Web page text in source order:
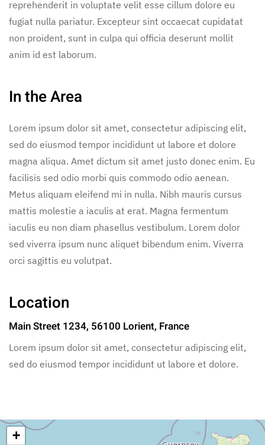
reprehenderit in voluptate velit esse cillum dolore eu
fugiat nulla pariatur. Excepteur sint occaecat cupidatat
non proident, sunt in culpa qui officia deserunt mollit
anim id est laborum.
In the Area
Lorem ipsum dolor sit amet, consectetur adipiscing elit,
sed do eiusmod tempor incididunt ut labore et dolore
magna aliqua. Amet dictum sit amet justo donec enim. Eu
facilisis sed odio morbi quis commodo odio aenean.
Metus aliquam eleifend mi in nulla. Nibh mauris cursus
mattis molestie a iaculis at erat. Magna fermentum
iaculis eu non diam phasellus vestibulum. Lorem dolor
sed viverra ipsum nunc aliquet bibendum enim. Viverra
orci sagittis eu volutpat.
Location
Main Street 1234, 56100 Lorient, France
Lorem ipsum dolor sit amet, consectetur adipiscing elit,
sed do eiusmod tempor incididunt ut labore et dolore.
+